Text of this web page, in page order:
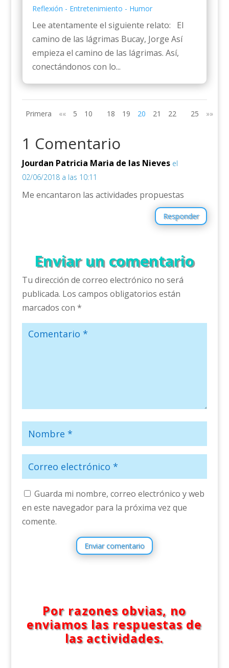
Reflexión - Entretenimiento - Humor
Lee atentamente el siguiente relato: El
camino de las lágrimas Bucay, Jorge Así
empieza el camino de las lágrimas. Así,
conectándonos con lo...
Primera «« 5 10 18 19 20 21 22 25 »»
1 Comentario
Jourdan Patricia Maria de las Nieves el
02/06/2018 a las 10:11
Me encantaron las actividades propuestas
Responder
Enviar un comentario
Tu dirección de correo electrónico no será
publicada. Los campos obligatorios están
marcados con *
Guarda mi nombre, correo electrónico y web
en este navegador para la próxima vez que
comente.
Enviar comentario
Por razones obvias, no
enviamos las respuestas de
las actividades.